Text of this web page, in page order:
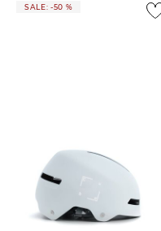
SALE: -50 %